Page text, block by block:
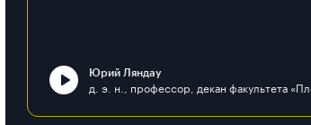
Юрий Ляндау